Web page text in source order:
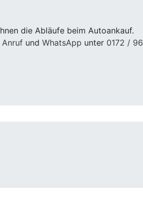
die Abläufe beim Autoankauf.
Anruf und WhatsApp unter 0172 / 96